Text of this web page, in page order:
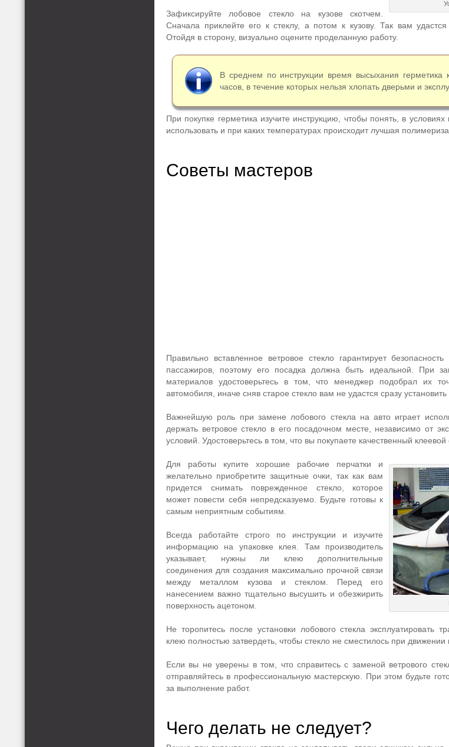
Зафиксируйте лобовое стекло на кузове скотчем.
Сначала приклейте его к стеклу, а потом к кузову. Так вам удастся
Отойдя в сторону, визуально оцените проделанную работу.
В среднем по инструкции время высыхания герметика
часов, в течение которых нельзя хлопать дверьми и
При покупке герметика изучите инструкцию, чтобы понять, в
использовать и при каких температурах происходит лучшая
Советы мастеров
Правильно вставленное ветровое стекло гарантирует
пассажиров, поэтому его посадка должна быть идеальной. При
материалов удостоверьтесь в том, что менеджер подобрал их
автомобиля, иначе сняв старое стекло вам не удастся сразу установить
Важнейшую роль при замене лобового стекла на авто играет
держать ветровое стекло в его посадочном месте, независимо от
условий. Удостоверьтесь в том, что вы покупаете качественный клеевой
Для работы купите хорошие рабочие перчатки и
желательно приобретите защитные очки, так как вам
придется снимать поврежденное стекло, которое
может повести себя непредсказуемо. Будьте готовы к
самым неприятным событиям.
Всегда работайте строго по инструкции и изучите
информацию на упаковке клея. Там производитель
указывает, нужны ли клею дополнительные
соединения для создания максимально прочной связи
между металлом кузова и стеклом. Перед его
нанесением важно тщательно высушить и обезжирить
поверхность ацетоном.
Не торопитесь после установки лобового стекла эксплуатировать
клею полностью затвердеть, чтобы стекло не сместилось при движении
Если вы не уверены в том, что справитесь с заменой ветрового
отправляйтесь в профессиональную мастерскую. При этом будьте
за выполнение работ.
Чего делать не следует?